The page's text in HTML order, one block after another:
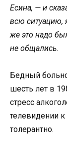
Есина, — и
всю ситуацию,
же это надо
не общались.
Бедный
шесть лет в
стресс
телевидении
толерантно.